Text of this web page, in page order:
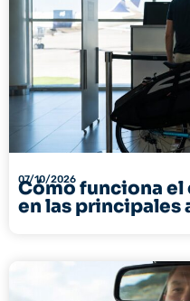
07/10/2026
Cómo funciona
en las principales